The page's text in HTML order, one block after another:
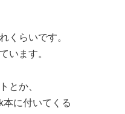
くらいです。
います。
とか、
本に付いてくる